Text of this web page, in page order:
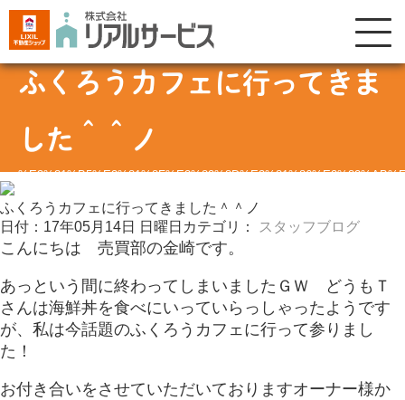
ふくろうカフェに行ってきま
した＾＾ノ
ふくろうカフェに行ってきました＾＾ノ
日付：17年05月14日 日曜日 カテゴリ： スタッフブログ
こんにちは 売買部の金崎です。
あっという間に終わってしまいましたＧＷ どうもＴ
さんは海鮮丼を食べにいっていらっしゃったようです
が、私は今話題のふくろうカフェに行って参りまし
た！
お付き合いをさせていただいておりますオーナー様か